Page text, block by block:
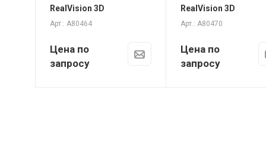
RealVision 3D
Арт.: A80464
Цена по
запросу
RealVision 3D
Арт.: A80470
Цена по
запросу